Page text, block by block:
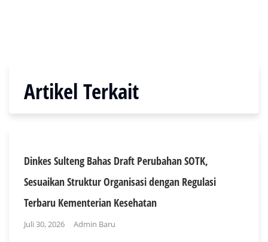
Artikel Terkait
Dinkes Sulteng Bahas Draft Perubahan SOTK,
Sesuaikan Struktur Organisasi dengan Regulasi
Terbaru Kementerian Kesehatan
Juli 30, 2026 Admin Baru